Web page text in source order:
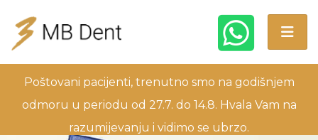
Poštovani pacijenti, trenutno smo na godišnjem
odmoru u periodu od 27.7. do 14.8. Hvala Vam na
razumijevanju i vidimo se ubrzo.